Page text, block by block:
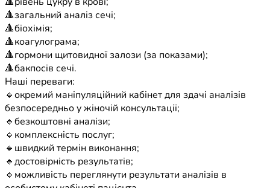
🔺загальний аналіз сечі;
🔺біохімія;
🔺коагулограма;
🔺гормони щитовидної залози (за показами);
🔺бакпосів сечі.
Наші переваги:
🔹окремий маніпуляційний кабінет для здачі аналізів
безпосередньо у жіночій консультації;
🔹безкоштовні аналізи;
🔹комплексність послуг;
🔹швидкий термін виконання;
🔹достовірність результатів;
🔹можливість переглянути результати аналізів в